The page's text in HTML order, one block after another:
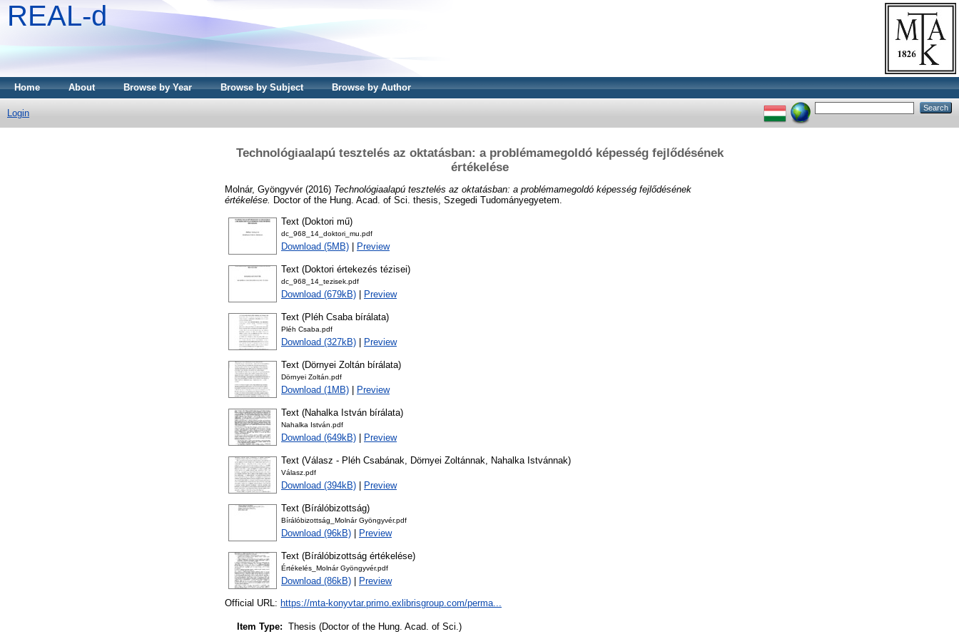
REAL-d
Home About Browse by Year Browse by Subject Browse by Author
Login
Technológiaalapú tesztelés az oktatásban: a problémamegoldó képesség fejlődésének
értékelése
Molnár, Gyöngyvér(2016) Technológiaalapú tesztelés az oktatásban: a problémamegoldó képesség fejlődésének
értékelése. Doctor of the Hung. Acad. of Sci. thesis, Szegedi Tudományegyetem.
Text (Doktori mű)
dc_968_14_doktori_mu.pdf
Download (5MB) Preview
Text (Doktori értekezés tézisei)
dc_968_14_tezisek.pdf
Download (679kB) Preview
Text (Pléh Csaba bírálata)
Pléh Csaba.pdf
Download (327kB) Preview
Text (Dörnyei Zoltán bírálata)
Dörnyei Zoltán.pdf
Download (1MB) Preview
Text (Nahalka István bírálata)
Nahalka István.pdf
Download (649kB) Preview
Text (Válasz - Pléh Csabának, Dörnyei Zoltánnak, Nahalka Istvánnak)
Válasz.pdf
Download (394kB) Preview
Text (Bírálóbizottság)
Bírálóbizottság_Molnár Gyöngyvér.pdf
Download (96kB) Preview
Text (Bírálóbizottság értékelése)
Értékelés_Molnár Gyöngyvér.pdf
Download (86kB) Preview
Official URL: https://mta-konyvtar.primo.exlibrisgroup.com/perma...
Item Type: Thesis (Doctor of the Hung. Acad. of Sci.)